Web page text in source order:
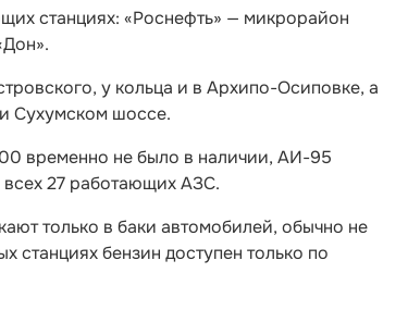
станциях: «Роснефть» — микрорайон
у кольца и в Архипо-Осиповке, а
Сухумском шоссе.
временно не было в наличии, АИ-95
всех 27 работающих АЗС.
только в баки автомобилей, обычно не
бензин доступен только по